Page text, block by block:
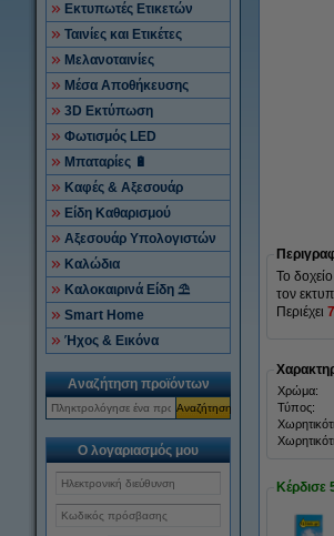
Εκτυπωτές Ετικετών
Ταινίες και Ετικέτες
Μελανοταινίες
Μέσα Αποθήκευσης
3D Εκτύπωση
Φωτισμός LED
Μπαταρίες 🔋
Καφές & Αξεσουάρ
Είδη Καθαρισμού
Αξεσουάρ Υπολογιστών
Καλώδια
Καλοκαιρινά Είδη ⛱
Smart Home
Ήχος & Εικόνα
Αναζήτηση προϊόντων
Αναζήτηση
Ο λογαριασμός μου
Το
τον
Περιέχει
Χρώμα:
Τύπος:
Κέρδισε